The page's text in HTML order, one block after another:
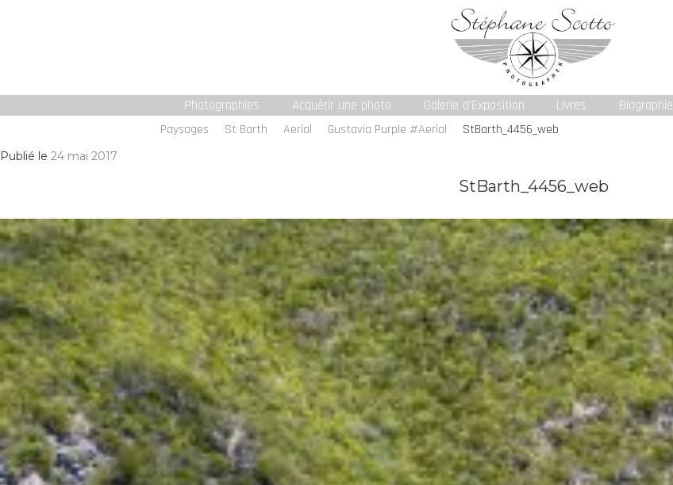
Photographies Acquérir une photo Galerie d’Exposition Livres Biographie
Paysages St Barth Aerial Gustavia Purple #Aerial StBarth_4456_web
Publié le 24 mai 2017
StBarth_4456_web